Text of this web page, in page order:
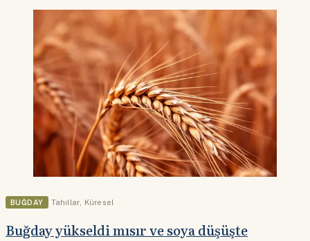
BUĞDAY Tahıllar Küresel
Buğday yükseldi mısır ve soya düşüşte